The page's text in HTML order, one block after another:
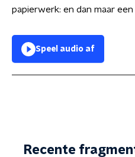
papierwerk: en dan maar
Speel audio af
Recente